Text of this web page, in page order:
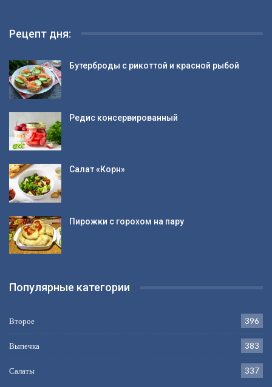
Рецепт дня:
Бутерброды с рикоттой и красной рыбой
Редис консервированный
Салат «Корн»
Пирожки с горохом на пару
Популярные категории
Второе 396
Выпечка 383
Салаты 337